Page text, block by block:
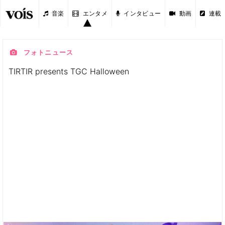
音楽 エンタメ インタビュー 動画 連載
フォトニュース
TIRTIR presents TGC Halloween